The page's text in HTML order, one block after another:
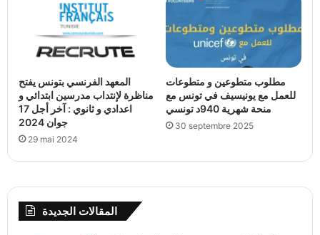
المعهد الفرنسي بتونس يفتح
مناظرة لإنتداب مدرسين ابتدائي و
اعدادي و ثانوي : آخر أجل 17
جوان 2024
29 mai 2024
مطلوب متطوعين و متطوعات
للعمل مع يونيسيف في تونس مع
منحة شهرية 940د تونسي
30 septembre 2025
المقالات الجديدة